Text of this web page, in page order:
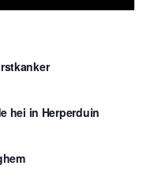
hei in Herperduin